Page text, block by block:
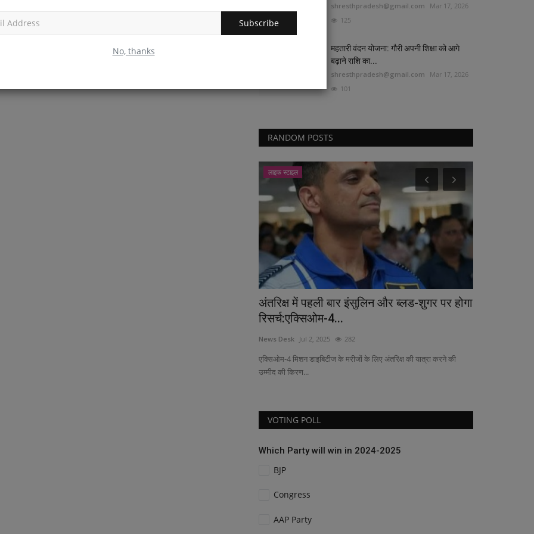
Subscribe
No, thanks
shresthpradesh@gmail.com
Mar 17, 2026
125
महतारी वंदन योजना: गौरी अपनी शिक्षा को आगे
बढ़ाने राशि का...
shresthpradesh@gmail.com
Mar 17, 2026
101
RANDOM POSTS
लाइफ स्टाइल
अंतरिक्ष में पहली बार इंसुलिन और ब्लड-शुगर पर होगा
रिसर्च:एक्सिओम-4...
News Desk Jul 2, 2025 282
एक्सिओम-4 मिशन डाइबिटीज के मरीजों के लिए अंतरिक्ष की यात्रा करने की
उम्मीद की किरण...
VOTING POLL
Which Party will win in 2024-2025
BJP
Congress
AAP Party